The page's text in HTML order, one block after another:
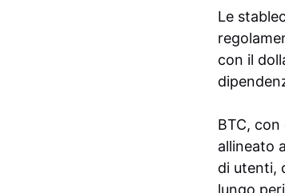
Le
con il
BTC,
allineato
di utenti,
lungo